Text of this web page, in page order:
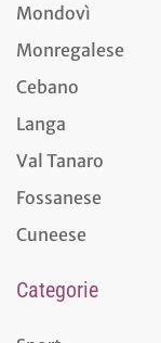
Mondovì
Monregalese
Cebano
Langa
Val Tanaro
Fossanese
Cuneese
Categorie